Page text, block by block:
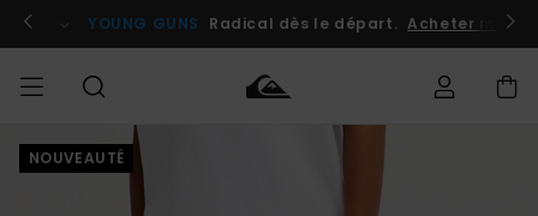
l'information
le
Se connecter / s'inscrire
YOUNG GUNS Radical dès le départ. Acheter
HOMME
NOUVEAUTÉ